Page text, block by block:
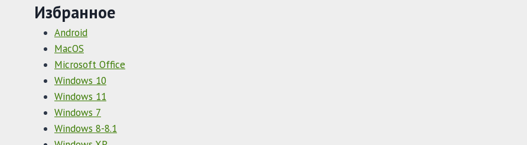
Избранное
Android
MacOS
Microsoft Office
Windows 10
Windows 11
Windows 7
Windows 8-8.1